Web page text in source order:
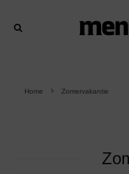
Home Zomervakantie